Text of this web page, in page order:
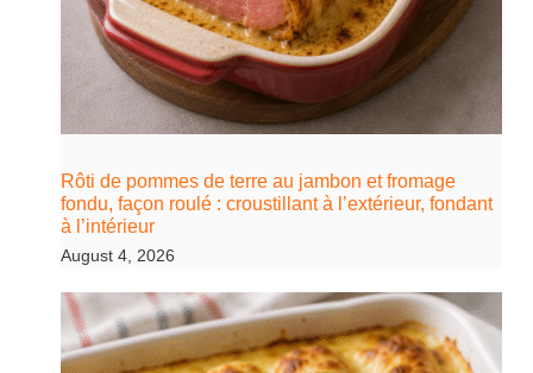
Rôti de pommes de terre au jambon et fromage
fondu, façon roulé : croustillant à l’extérieur, fondant
à l’intérieur
August 4, 2026